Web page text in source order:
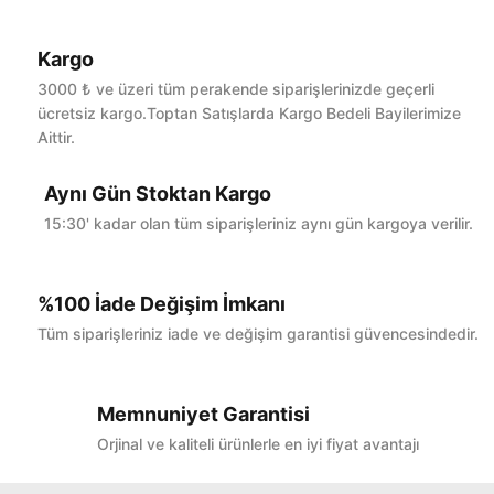
Bu ürüne ilk yorumu siz yapın!
Kargo
3000 ₺ ve üzeri tüm perakende siparişlerinizde geçerli
ücretsiz kargo.Toptan Satışlarda Kargo Bedeli Bayilerimize
Aittir.
Aynı Gün Stoktan Kargo
15:30' kadar olan tüm siparişleriniz aynı gün kargoya verilir.
%100 İade Değişim İmkanı
Tüm siparişleriniz iade ve değişim garantisi güvencesindedir.
Memnuniyet Garantisi
Orjinal ve kaliteli ürünlerle en iyi fiyat avantajı